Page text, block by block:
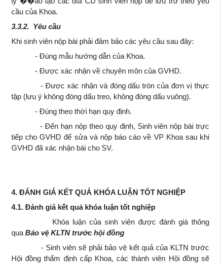
cầu của Khoa.
3.3.2. Yêu cầu
Khi sinh viên nộp bài phải đảm bảo các yêu cầu sau đây:
- Đúng mẫu hướng dẫn của Khoa.
- Được xác nhận về chuyên môn của GVHD.
- Được xác nhận và đóng dấu tròn của đơn vị thực
tập (lưu ý không đóng dấu treo, không đóng dấu vuông).
- Đúng theo thời hạn quy định.
- Đến hạn nộp theo quy định, Sinh viên nộp bài trực
tiếp cho GVHD để sửa và nộp báo cáo về VP Khoa sau khi
GVHD đã xác nhận bài cho SV.
4. ĐÁNH GIÁ KẾT QUẢ KHÓA LUẬN TỐT NGHIỆP
4.1. Đánh giá kết quả khóa luận tốt nghiệp
Khóa luận của sinh viên được đánh giá thông
qua Bảo vệ KLTN trước hội đồng
- Sinh viên sẽ phải bảo vệ kết quả của KLTN trước
Hội đồng thẩm định cấp Khoa, các thành viên Hội đồng sẽ